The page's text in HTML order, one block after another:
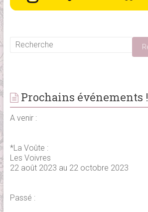
Prochains événements !
A venir :
*La Voûte :
Les Voivres
22 août 2023 au 22 octobre 2023
Passé :